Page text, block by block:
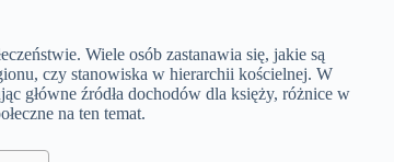
Wiele osób zastanawia się, jakie są
czy stanowiska w hierarchii kościelnej. W
główne źródła dochodów dla księży, różnice w
na ten temat.